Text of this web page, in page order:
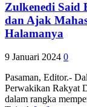
Zulkenedi Said
dan Ajak
Halamanya
9 Januari 2024 0
Pasaman, Editor.-
Perwakikan Rakyat
dalam rangka